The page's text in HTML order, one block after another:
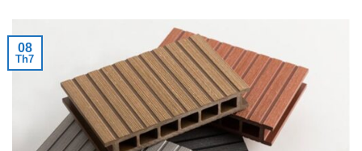
08
Th7